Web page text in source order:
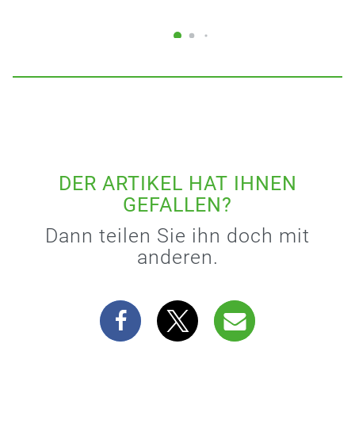
DER ARTIKEL HAT IHNEN
GEFALLEN?
Dann teilen Sie ihn doch mit
anderen.